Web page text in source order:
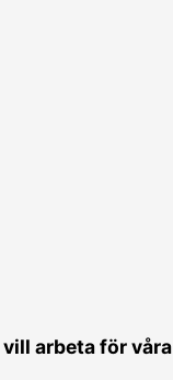
arbeta för våra